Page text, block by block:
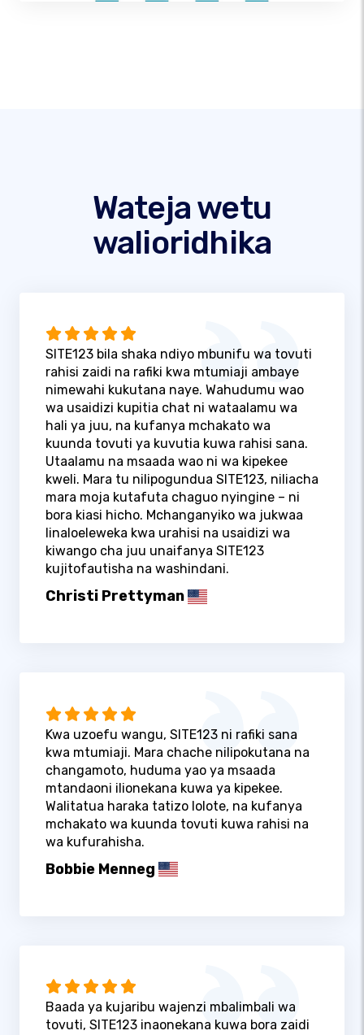
Wateja wetu
walioridhika
SITE123 bila shaka ndiyo mbunifu wa tovuti
rahisi zaidi na rafiki kwa mtumiaji ambaye
nimewahi kukutana naye. Wahudumu wao
wa usaidizi kupitia chat ni wataalamu wa
hali ya juu, na kufanya mchakato wa
kuunda tovuti ya kuvutia kuwa rahisi sana.
Utaalamu na msaada wao ni wa kipekee
kweli. Mara tu nilipogundua SITE123, niliacha
mara moja kutafuta chaguo nyingine – ni
bora kiasi hicho. Mchanganyiko wa jukwaa
linaloeleweka kwa urahisi na usaidizi wa
kiwango cha juu unaifanya SITE123
kujitofautisha na washindani.
Christi Prettyman
Kwa uzoefu wangu, SITE123 ni rafiki sana
kwa mtumiaji. Mara chache nilipokutana na
changamoto, huduma yao ya msaada
mtandaoni ilionekana kuwa ya kipekee.
Walitatua haraka tatizo lolote, na kufanya
mchakato wa kuunda tovuti kuwa rahisi na
wa kufurahisha.
Bobbie Menneg
Baada ya kujaribu wajenzi mbalimbali wa
tovuti, SITE123 inaonekana kuwa bora zaidi